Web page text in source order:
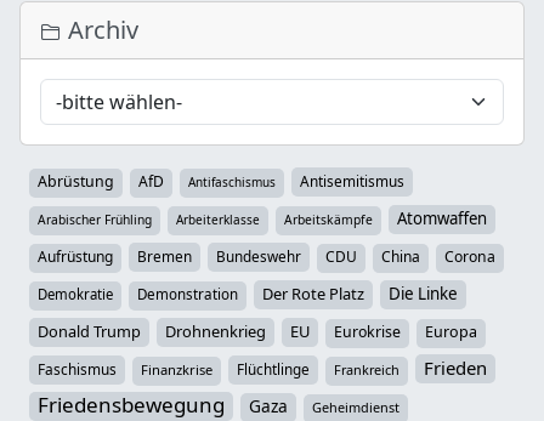
Archiv
Abrüstung AfD Antifaschismus Antisemitismus
Arabischer Frühling Arbeiterklasse Arbeitskämpfe Atomwaffen
Aufrüstung Bremen Bundeswehr CDU China Corona
Demokratie Demonstration Der Rote Platz
Die Linke
Donald Trump
Drohnenkrieg EU Eurokrise Europa
Faschismus Finanzkrise Flüchtlinge Frankreich Frieden
Friedensbewegung Gaza Geheimdienst